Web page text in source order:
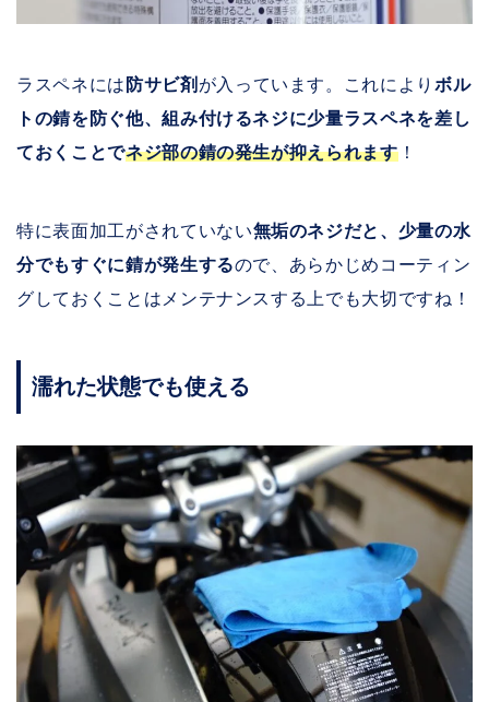
ラスペネには 防サビ剤 が入っています。これによりボル
トの錆を防ぐ他、組み付けるネジに少量ラスペネを差し
ておくことでネジ部の錆の発生が抑えられます！
特に表面加工がされていない無垢のネジだと、少量の水
分でもすぐに錆が発生するので、あらかじめコーティン
グしておくことはメンテナンスする上でも大切ですね！
濡れた状態でも使える